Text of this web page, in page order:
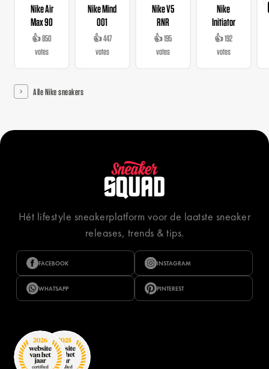
Nike Air
Max 90
👍 850
votes
Nike Mind
001
👍 447
votes
Nike V5
RNR
👍 195
votes
Nike
Initiator
👍 192
votes
Alle Nike sneakers
Hét lifestyle sneakerplatform voor de laatste sneaker
releases, trends & tips.
FACEBOOK INSTAGRAM
WHATSAPP PINTEREST